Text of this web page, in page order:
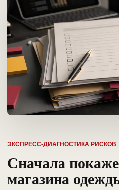
ЭКСПРЕСС-ДИАГНОСТИКА РИСКОВ
Сначала
магазина